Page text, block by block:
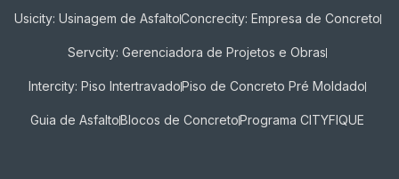
Usicity: Usinagem de AsfaltoConcrecity: Empresa de Concreto
Servcity: Gerenciadora de Projetos e Obras
Intercity: Piso IntertravadoPiso de Concreto Pré Moldado
Guia de AsfaltoBlocos de ConcretoPrograma CITYFIQUE